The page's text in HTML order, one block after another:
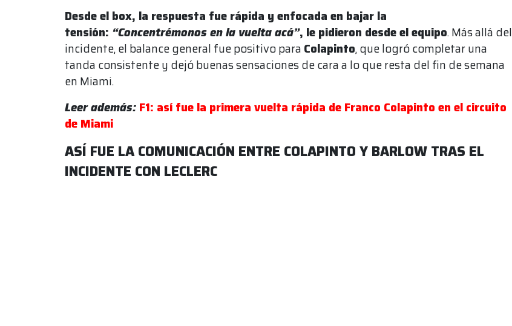
Desde el box, la respuesta fue rápida y enfocada en bajar la
tensión: “Concentrémonos en la vuelta acá”, le pidieron desde el equipo. Más allá del
incidente, el balance general fue positivo para Colapinto, que logró completar una
tanda consistente y dejó buenas sensaciones de cara a lo que resta del fin de semana
en Miami.
Leer además: F1: así fue la primera vuelta rápida de Franco Colapinto en el circuito
de Miami
ASÍ FUE LA COMUNICACIÓN ENTRE COLAPINTO Y BARLOW TRAS EL
INCIDENTE CON LECLERC